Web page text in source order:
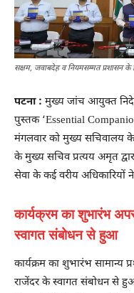
सक्षम, जवाबदेह व नियमसम्मत प्रशासन के
पटना : मुख्य जांच आयुक्त
पुस्तक ‘Essential
मंगलवार को मुख्य सचिवालय
के मुख्य सचिव प्रत्यय अमृत
सेवा के कई वरीय अधिकारियों
कार्यक्रम का शुभारंभ
स्वागत संबोधन से हुआ
कार्यक्रम का शुभारंभ सामान्य
राजेंदर के स्वागत संबोधन से